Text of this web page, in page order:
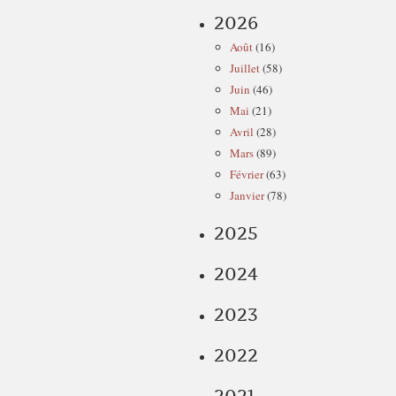
2026
Août(16)
Juillet(58)
Juin (46)
Mai (21)
Avril (28)
Mars(89)
Février(63)
Janvier(78)
2025
2024
2023
2022